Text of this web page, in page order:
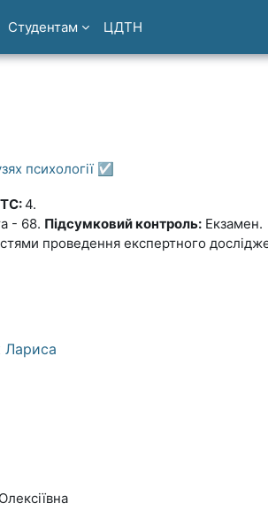
Студентам ЦДТН
психології ☑️
4.
- 68. Підсумковий контроль: Екзамен.
проведення експeртного
Лариса